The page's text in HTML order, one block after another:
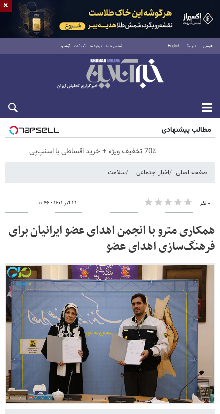
فارسی العربية English تماس با ما درباره ما تبلیغات آرشیو
پنجشنبه ۱۵ مرداد ۱۴۰۵
مطالب پیشنهادی
70٪ تخفیف ویژه + خرید اقساطی با اسنپ‌پی
صفحه اصلی اخبار اجتماعی سلامت
۰ نفر ۲۱ تیر ۱۴۰۱ - ۱۱:۴۶
همکاری مترو با انجمن اهدای عضو ایرانیان برای
فرهنگ‌سازی اهدای عضو
×